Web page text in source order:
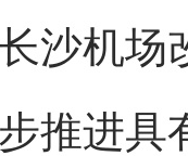
机场
推进具